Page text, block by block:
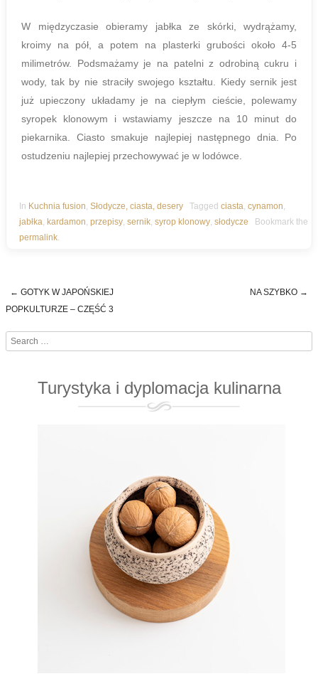
W międzyczasie obieramy jabłka ze skórki, wydrążamy,
kroimy na pół, a potem na plasterki grubości około 4-5
milimetrów. Podsmażamy je na patelni z odrobiną cukru i
wody, tak by nie straciły swojego kształtu. Kiedy sernik jest
już upieczony układamy je na ciepłym cieście, polewamy
syropek klonowym i wstawiamy jeszcze na 10 minut do
piekarnika. Ciasto smakuje najlepiej następnego dnia. Po
ostudzeniu najlepiej przechowywać je w lodówce.
In Kuchnia fusion Słodycze, ciasta, desery Tagged ciasta cynamon
jabłka kardamon przepisy sernik syrop klonowy słodycze Bookmark the
permalink
Post navigation
← GOTYK W JAPOŃSKIEJ
POPKULTURZE – CZĘŚĆ 3
NA SZYBKO →
Search
Turystyka i dyplomacja kulinarna